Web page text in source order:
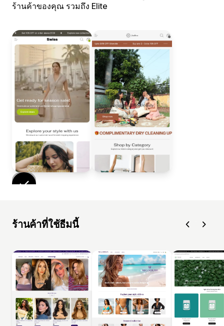
ร้านค้าของคุณ รวมถึง Elite
ร้านค้าที่ใช้ธีมนี้